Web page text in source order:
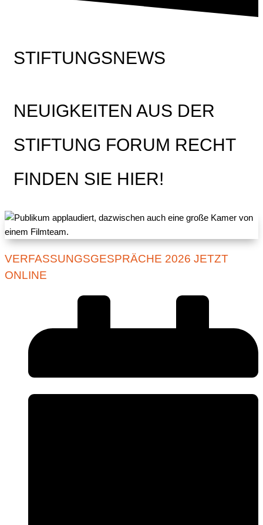
STIFTUNGSNEWS
NEUIGKEITEN AUS DER
STIFTUNG FORUM RECHT
FINDEN SIE HIER!
VERFASSUNGSGESPRÄCHE 2026 JETZT
ONLINE